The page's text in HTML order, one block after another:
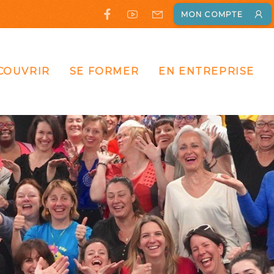
MON COMPTE
SE FORMER EN ENTREPRISE